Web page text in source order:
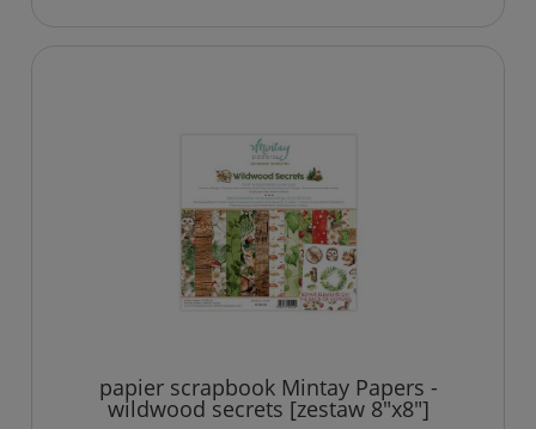
papier scrapbook Mintay Papers -
wildwood secrets [zestaw 8"x8"]